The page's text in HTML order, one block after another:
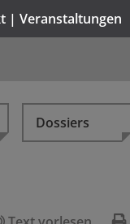
| Veranstaltungen
Dossiers